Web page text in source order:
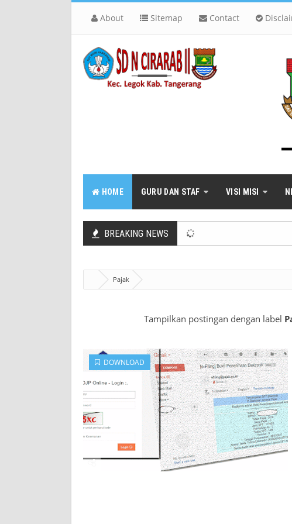
About Sitemap Contact
HOME GURU DAN STAF VISI MISI
BREAKING NEWS
Pajak
Tampilkan postingan dengan label
DOWNLOAD